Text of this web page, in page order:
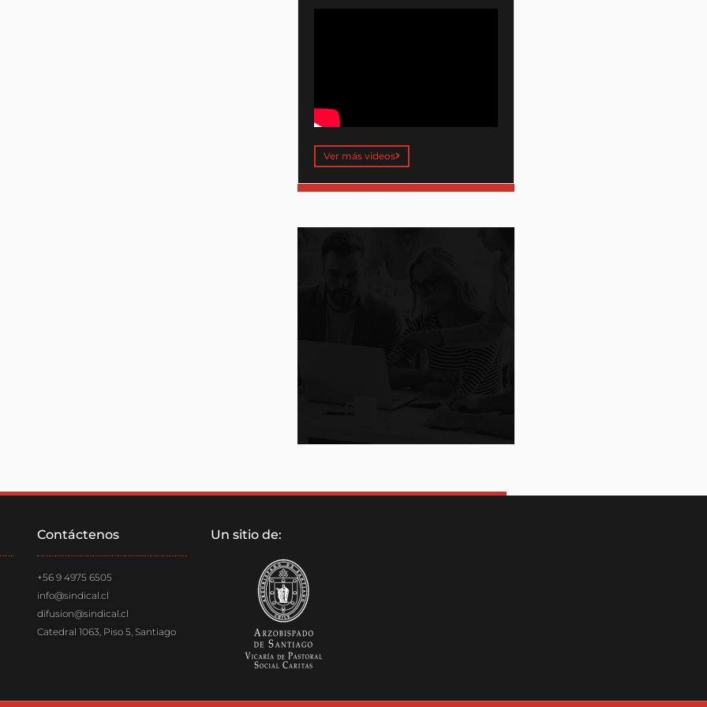
Ver más videos
Contáctenos
+56 9 4975 6505
info@sindical.cl
difusion@sindical.cl
Catedral 1063, Piso 5, Santiago
Un sitio de: